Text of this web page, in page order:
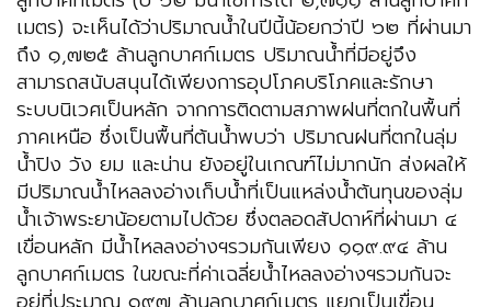
เมตร) จะเห็นได้ว่าปริมาณน้ำในปีนี้น้อยกว่าปี ๖๒ ที่ผ่านมา
ถึง ๑,๗๒๕ ล้านลูกบาศก์เมตร ปริมาณน้ำที่มีอยู่จึง
สามารถสนับสนุนได้เพียงการอุปโภคบริโภคและรักษา
ระบบนิเวศเป็นหลัก จากการติดตามสภาพฝนที่ตกในพื้นที่
ภาคเหนือ ซึ่งเป็นพื้นที่ต้นน้ำพบว่า ปริมาณฝนที่ตกในลุ่ม
น้ำปิง วัง ยม และน่าน ยังอยู่ในเกณฑ์ไม่มากนัก ส่งผลให้
มีปริมาณน้ำไหลลงอ่างเก็บน้ำที่เป็นแหล่งน้ำต้นทุนของลุ่ม
น้ำเจ้าพระยาน้อยตามไปด้วย ซึ่งตลอดสัปดาห์ที่ผ่านมา ๔
เขื่อนหลัก มีน้ำไหลลงอ่างฯรวมกันเพียง ๑๑๙.๙๔ ล้าน
ลูกบาศก์เมตร ในขณะที่ค่าเฉลี่ยน้ำไหลลงอ่างฯรวมกันจะ